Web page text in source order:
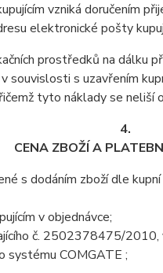
vzniká doručením
elektronické pošty
prostředků na dálku
souvislosti s uzavřením
tyto náklady se neliší
4.
CENA ZBOŽÍ A
s dodáním zboží dle kupní
v objednávce;
č. 2502378475/2010,
COMGATE ;